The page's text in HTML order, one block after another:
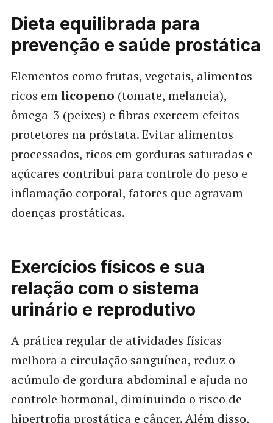
Dieta equilibrada para
prevenção e saúde prostática
Elementos como frutas, vegetais, alimentos
ricos emlicopeno (tomate, melancia),
ômega-3 (peixes) e fibras exercem efeitos
protetores na próstata. Evitar alimentos
processados, ricos em gorduras saturadas e
açúcares contribui para controle do peso e
inflamação corporal, fatores que agravam
doenças prostáticas.
Exercícios físicos e sua
relação com o sistema
urinário e reprodutivo
A prática regular de atividades físicas
melhora a circulação sanguínea, reduz o
acúmulo de gordura abdominal e ajuda no
controle hormonal, diminuindo o risco de
hipertrofia prostática e câncer. Além disso,